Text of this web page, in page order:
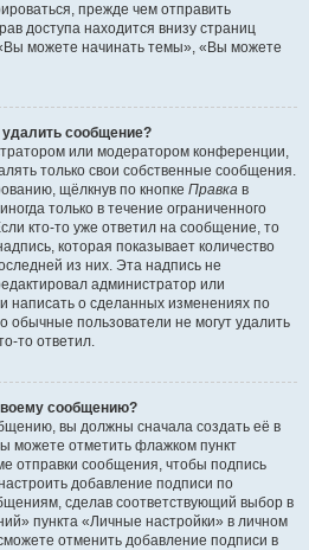
прежде чем отправить
доступа находится внизу страниц
можете начинать темы», «Вы можете
удалить сообщение?
или модератором конференции,
только свои собственные сообщения.
щёлкнув по кнопке Правка в
только в течение ограниченного
кто-то уже ответил на сообщение, то
которая показывает количество
из них. Эта надпись не
администратор или
написать о сделанных изменениях по
обычные пользователи не могут удалить
то ответил.
сообщению?
вы должны сначала создать её в
можете отметить флажком пункт
отправки сообщения, чтобы подпись
добавление подписи по
сделав соответствующий выбор в
пункта «Личные настройки» в личном
отменить добавление подписи в